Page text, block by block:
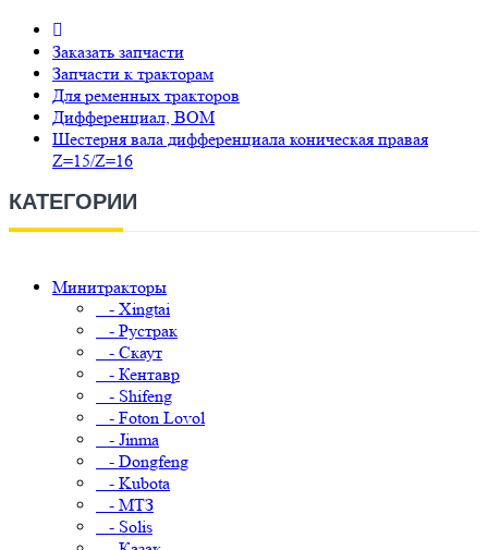
Заказать запчасти
Запчасти к тракторам
Для ременных тракторов
Дифференциал, ВОМ
Шестерня вала дифференциала коническая правая
Z=15/Z=16
КАТЕГОРИИ
Минитракторы
- Xingtai
- Рустрак
- Скаут
- Кентавр
- Shifeng
- Foton Lovol
- Jinma
- Dongfeng
- Kubota
- МТЗ
- Solis